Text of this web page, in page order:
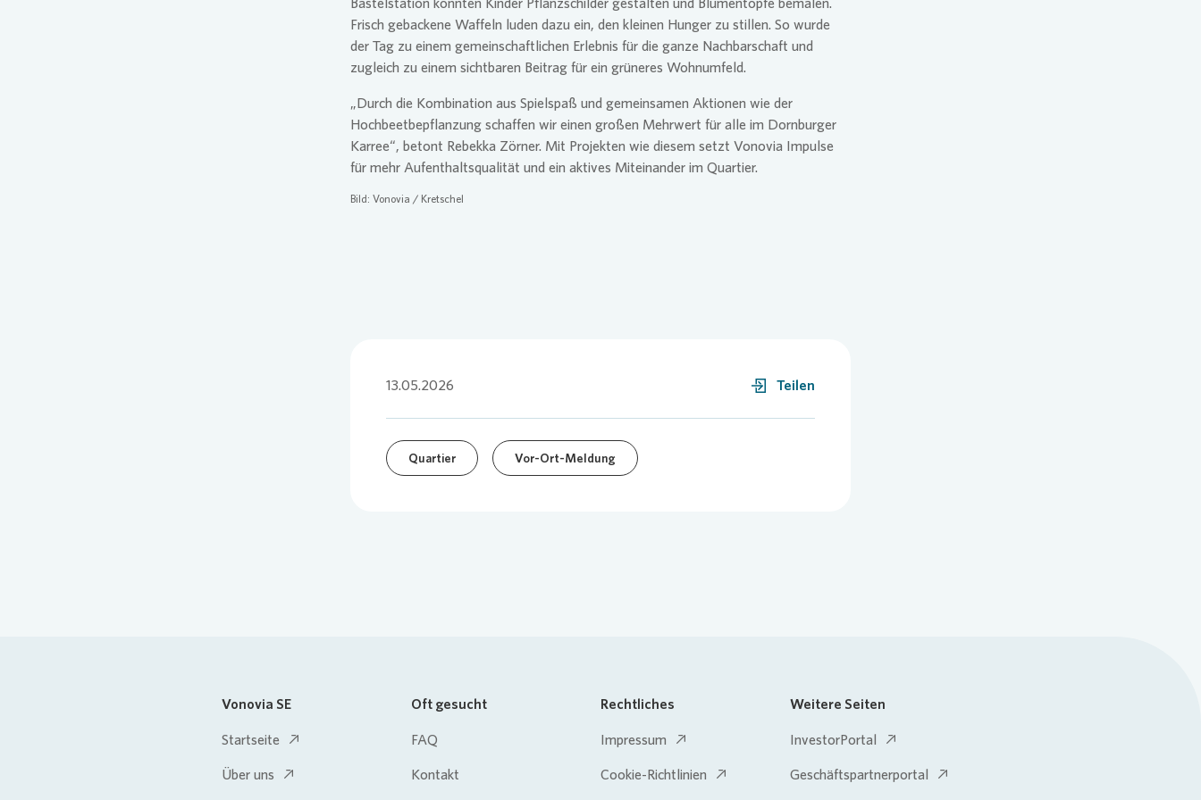
Frisch gebackene Waffeln luden dazu ein, den kleinen Hunger zu stillen. So wurde
der Tag zu einem gemeinschaftlichen Erlebnis für die ganze Nachbarschaft und
zugleich zu einem sichtbaren Beitrag für ein grüneres Wohnumfeld.
„Durch die Kombination aus Spielspaß und gemeinsamen Aktionen wie der
Hochbeetbepflanzung schaffen wir einen großen Mehrwert für alle im Dornburger
Karree“, betont Rebekka Zörner. Mit Projekten wie diesem setzt Vonovia Impulse
für mehr Aufenthaltsqualität und ein aktives Miteinander im Quartier.
Bild: Vonovia / Kretschel
13.05.2026 Teilen
Quartier Vor-Ort-Meldung
Vonovia SE
Startseite
Über uns
Oft gesucht
FAQ
Kontakt
Rechtliches
Impressum
Cookie-Richtlinien
Weitere Seiten
InvestorPortal
Geschäftspartnerportal